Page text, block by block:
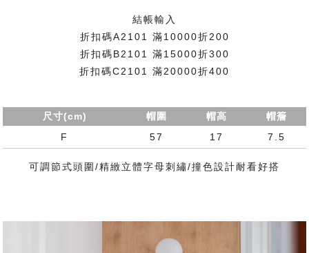
結帳輸入
折扣碼A2101 滿10000折200
折扣碼B2101 滿15000折300
折扣碼C2101 滿20000折400
尺寸(cm) 帽圍 帽高
帽簷
F
57 17 7.5
可調節式頭圍/精緻立體字母刺繡/撞色設計耐看好搭